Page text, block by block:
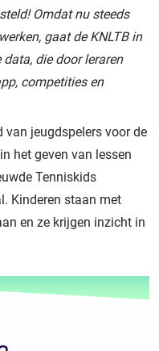
Omdat nu steeds
gaat de KNLTB in
die door leraren
competities en
van jeugdspelers voor de
het geven van lessen
Tenniskids
Kinderen staan met
en ze krijgen inzicht in